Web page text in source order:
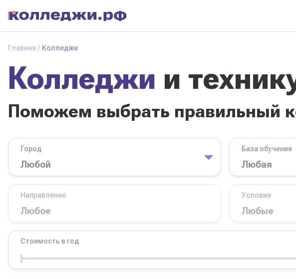
Главная Колледжи
Колледжи и
Поможем выбрать правильный
Город База обучения
Направление Условия
Стоимость в год
Колледжии
техникумы
Поможем выбрать
правильный
колледж
Город
колледжа
Условия Форма обучения